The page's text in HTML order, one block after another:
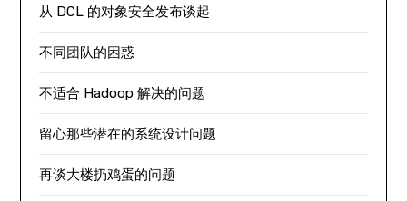
从 DCL 的对象安全发布谈起
不同团队的困惑
不适合 Hadoop 解决的问题
留心那些潜在的系统设计问题
再谈大楼扔鸡蛋的问题